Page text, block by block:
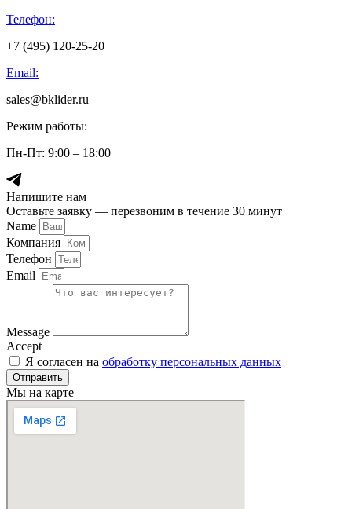
Телефон:
+7 (495) 120-25-20
Email:
sales@bklider.ru
Режим работы:
Пн-Пт: 9:00 – 18:00
Напишите нам
Оставьте заявку — перезвоним в течение 30 минут
Name
Компания
Телефон
Email
Message
Accept
Я согласен на обработку персональных данных
Отправить
Мы на карте